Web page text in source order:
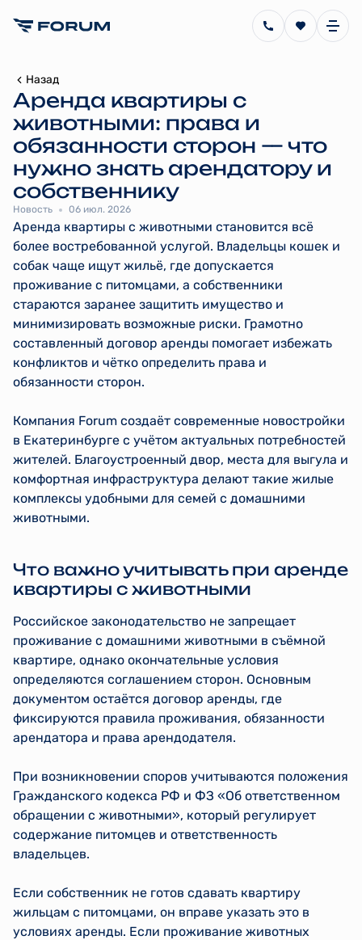
Назад
Аренда квартиры с
животными: права и
обязанности сторон — что
нужно знать арендатору и
собственнику
Новость 06 июл. 2026
Аренда квартиры с животными становится всё
более востребованной услугой. Владельцы кошек и
собак чаще ищут жильё, где допускается
проживание с питомцами, а собственники
стараются заранее защитить имущество и
минимизировать возможные риски. Грамотно
составленный договор аренды помогает избежать
конфликтов и чётко определить права и
обязанности сторон.
Компания Forum создаёт современные новостройки
в Екатеринбурге с учётом актуальных потребностей
жителей. Благоустроенный двор, места для выгула и
комфортная инфраструктура делают такие жилые
комплексы удобными для семей с домашними
животными.
Что важно учитывать при аренде
квартиры с животными
Российское законодательство не запрещает
проживание с домашними животными в съёмной
квартире, однако окончательные условия
определяются соглашением сторон. Основным
документом остаётся договор аренды, где
фиксируются правила проживания, обязанности
арендатора и права арендодателя.
При возникновении споров учитываются положения
Гражданского кодекса РФ и ФЗ «Об ответственном
обращении с животными», который регулирует
содержание питомцев и ответственность
владельцев.
Если собственник не готов сдавать квартиру
жильцам с питомцами, он вправе указать это в
условиях аренды. Если проживание животных